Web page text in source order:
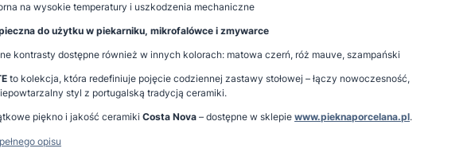
na wysokie temperatury i uszkodzenia mechaniczne
do użytku w piekarniku, mikrofalówce i zmywarce
kontrasty dostępne również w innych kolorach: matowa czerń, róż mauve, szampański
to kolekcja, która redefiniuje pojęcie codziennej zastawy stołowej – łączy nowoczesność,
styl z portugalską tradycją ceramiki.
piękno i jakość ceramiki Costa Nova – dostępne w sklepie www.pieknaporcelana.pl.
opisu